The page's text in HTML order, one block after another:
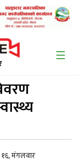
मंगलवार